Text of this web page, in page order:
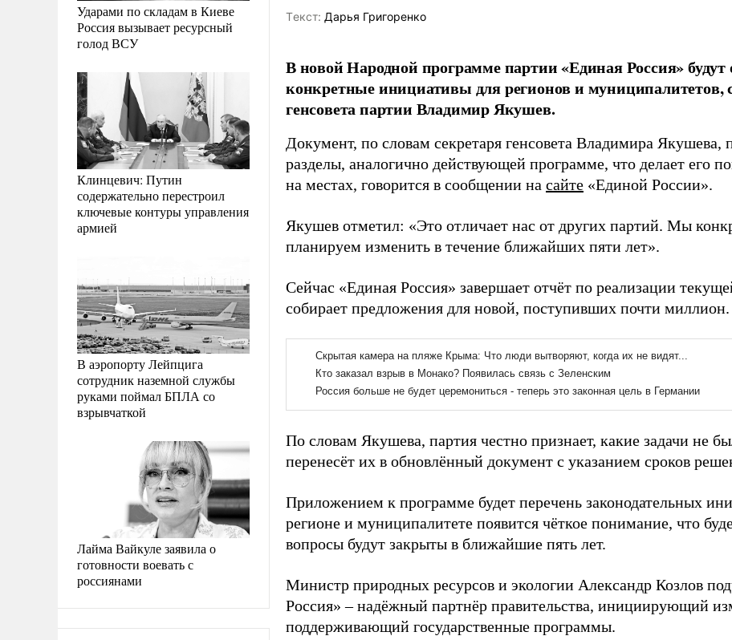
Ударами по складам в Киеве
Россия вызывает ресурсный
голод ВСУ
Клинцевич: Путин
содержательно перестроил
ключевые контуры управления
армией
В аэропорту Лейпцига
сотрудник наземной службы
руками поймал БПЛА со
взрывчаткой
Лайма Вайкуле заявила о
готовности воевать с
россиянами
Tекст: Дарья Григоренко
В новой Народной программе партии «Единая Россия»
конкретные инициативы для регионов и муниципалитетов,
генсовета партии Владимир Якушев.
Документ, по словам секретаря генсовета Владимира Якушева,
разделы, аналогично действующей программе, что делает его
на местах, говорится в сообщении на сайте «Единой России».
Якушев отметил: «Это отличает нас от других партий. Мы
планируем изменить в течение ближайших пяти лет».
Сейчас «Единая Россия» завершает отчёт по реализации
собирает предложения для новой, поступивших почти миллион.
По словам Якушева, партия честно признает, какие задачи не
перенесёт их в обновлённый документ с указанием сроков
Приложением к программе будет перечень законодательных
регионе и муниципалитете появится чёткое понимание, что
вопросы будут закрыты в ближайшие пять лет.
Министр природных ресурсов и экологии Александр Козлов
Россия» – надёжный партнёр правительства, инициирующий
поддерживающий государственные программы.